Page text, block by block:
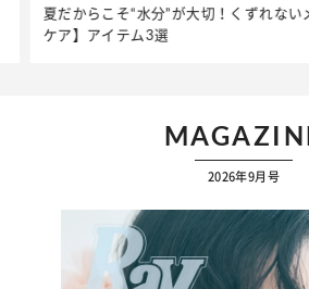
夏だからこそ“水分”が大切！くずれな
ケア】アイテム3選
2026年9月号